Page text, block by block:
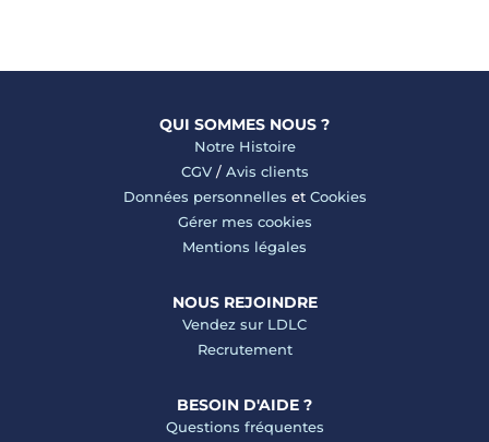
QUI SOMMES NOUS ?
Notre Histoire
CGV/ Avis clients
Données personnelles et Cookies
Gérer mes cookies
Mentions légales
NOUS REJOINDRE
Vendez sur LDLC
Recrutement
BESOIN D'AIDE ?
Questions fréquentes